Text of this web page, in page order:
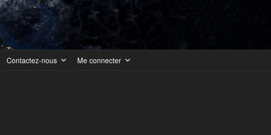
Contactez-nous Me connecter